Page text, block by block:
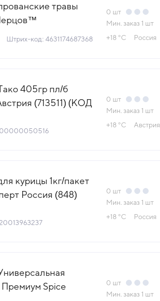
травы
Штрих-код: 4631174687368
0 шт
Мин. заказ 1 шт
+18 °С
Россия
405гр пл/б
(713511) (КОД
0 шт
Мин. заказ 1 шт
+18 °С
Австрия
курицы 1кг/пакет
Россия (848)
0 шт
Мин. заказ 1 шт
+18 °С
Россия
Spice
0 шт
Мин. заказ 1 шт